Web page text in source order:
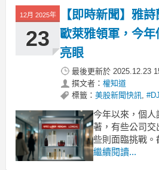
家大型企業，
戰。食
12月 2025年
23
【即時新聞】雅
歐萊雅領軍，今
亮眼
最後更新於 2025.12.23
撰文者： 權知道
標籤： 美股新聞快訊, #DJI
今年以來，個
著，有些公司
些則面臨挑戰。
司在今年獲得正
繼續閱讀...